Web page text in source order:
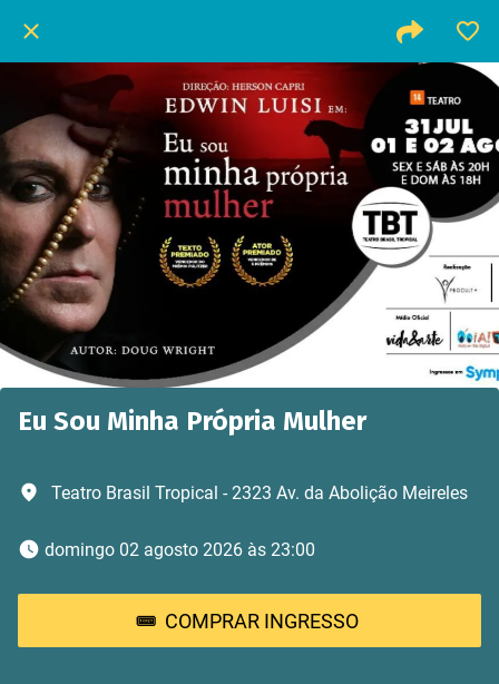
Eu Sou Minha Própria Mulher
Teatro Brasil Tropical - 2323 Av. da Abolição Meireles
domingo 02 agosto 2026 às 23:00
COMPRAR INGRESSO